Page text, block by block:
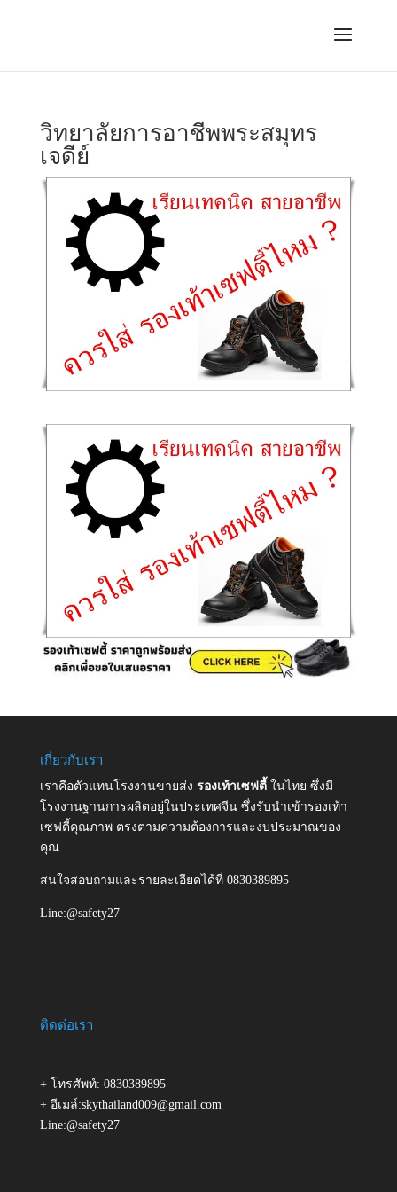
วิทยาลัยการอาชีพพระสมุทร
เจดีย์
เกี่ยวกับเรา
เราคือตัวแทนโรงงานขายส่ง รองเท้าเซฟตี้ ในไทย ซึ่งมี
โรงงานฐานการผลิตอยู่ในประเทศจีน ซึ่งรับนำเข้ารองเท้า
เซฟตี้คุณภาพ ตรงตามความต้องการและงบประมาณของ
คุณ
สนใจสอบถามและรายละเอียดได้ที่ 0830389895
Line:@safety27
ติดต่อเรา
+ โทรศัพท์: 0830389895
+ อีเมล์:skythailand009@gmail.com
Line:@safety27